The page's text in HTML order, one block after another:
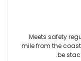
Meets safety
mile from the
be